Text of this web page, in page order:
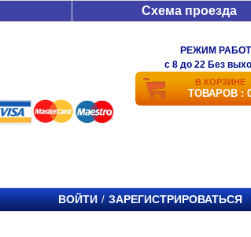
Схема проезда
РЕЖИМ
c 8 до 22 Без
В КОРЗИНЕ
ТОВАРОВ :
ВОЙТИ / ЗАРЕГИСТРИРОВАТЬСЯ